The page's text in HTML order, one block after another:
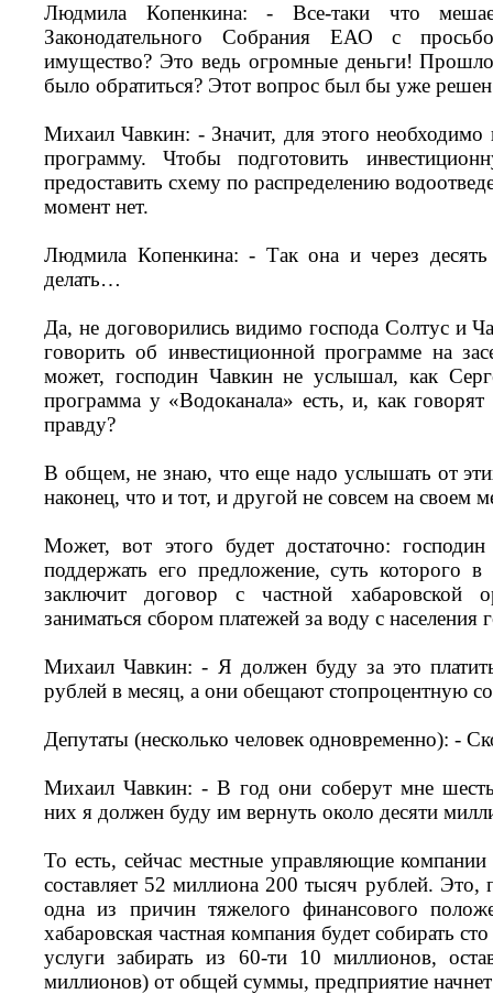
Людмила Копенкина: - Все-таки что
Законодательного Собрания ЕАО с
имущество? Это ведь огромные деньги!
было обратиться? Этот вопрос был бы уже
Михаил Чавкин: - Значит, для этого необходимо
программу. Чтобы подготовить
предоставить схему по распределению
момент нет.
Людмила Копенкина: - Так она и через десять
делать…
Да, не договорились видимо господа Солтус и
говорить об инвестиционной программе на
может, господин Чавкин не услышал, как
программа у «Водоканала» есть, и, как
правду?
В общем, не знаю, что еще надо услышать от
наконец, что и тот, и другой не совсем на своем
Может, вот этого будет достаточно:
поддержать его предложение, суть
заключит договор с частной хабаровской
заниматься сбором платежей за воду с
Михаил Чавкин: - Я должен буду за это
рублей в месяц, а они обещают стопроцентную
Депутаты (несколько человек одновременно): -
Михаил Чавкин: - В год они соберут мне
них я должен буду им вернуть около десяти
То есть, сейчас местные управляющие
составляет 52 миллиона 200 тысяч рублей. Это,
одна из причин тяжелого финансового
хабаровская частная компания будет собирать
услуги забирать из 60-ти 10 миллионов,
миллионов) от общей суммы, предприятие начнет